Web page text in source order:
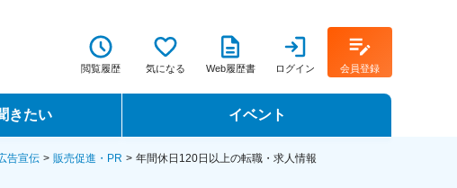
閲覧履歴 気になる Web履歴書 ログイン 会員登録
きたい イベント
転職イベント・転職セミナー
告宣伝 販売促進・PR 年間休日120日以上の転職・求人情報